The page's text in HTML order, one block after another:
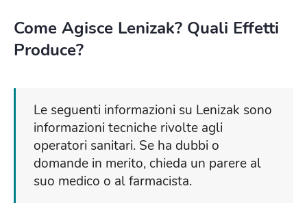
Come Agisce Lenizak? Quali Effetti
Produce?
Le seguenti informazioni su Lenizak sono
informazioni tecniche rivolte agli
operatori sanitari. Se ha dubbi o
domande in merito, chieda un parere al
suo medico o al farmacista.